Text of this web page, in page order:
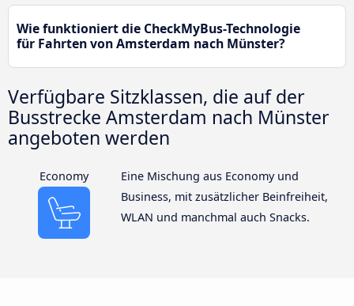
Wie funktioniert die CheckMyBus-Technologie
für Fahrten von Amsterdam nach Münster?
Verfügbare Sitzklassen, die auf der
Busstrecke Amsterdam nach Münster
angeboten werden
Economy
Eine Mischung aus Economy und
Business, mit zusätzlicher Beinfreiheit,
WLAN und manchmal auch Snacks.